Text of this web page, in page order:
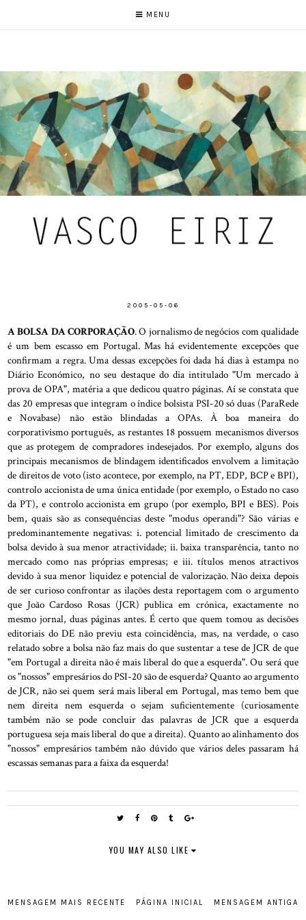
MENU
2005-05-06
A BOLSA DA CORPORAÇÃO. O jornalismo de negócios com qualidade
é um bem escasso em Portugal. Mas há evidentemente excepções que
confirmam a regra. Uma dessas excepções foi dada há dias à estampa no
Diário Económico, no seu destaque do dia intitulado "Um mercado à
prova de OPA", matéria a que dedicou quatro páginas. Aí se constata que
das 20 empresas que integram o índice bolsista PSI-20 só duas (ParaRede
e Novabase) não estão blindadas a OPAs. À boa maneira do
corporativismo português, as restantes 18 possuem mecanismos diversos
que as protegem de compradores indesejados. Por exemplo, alguns dos
principais mecanismos de blindagem identificados envolvem a limitação
de direitos de voto (isto acontece, por exemplo, na PT, EDP, BCP e BPI),
controlo accionista de uma única entidade (por exemplo, o Estado no caso
da PT), e controlo accionista em grupo (por exemplo, BPI e BES). Pois
bem, quais são as consequências deste "modus operandi"? São várias e
predominantemente negativas: i. potencial limitado de crescimento da
bolsa devido à sua menor atractividade; ii. baixa transparência, tanto no
mercado como nas próprias empresas; e iii. títulos menos atractivos
devido à sua menor liquidez e potencial de valorização. Não deixa depois
de ser curioso confrontar as ilações desta reportagem com o argumento
que João Cardoso Rosas (JCR) publica em crónica, exactamente no
mesmo jornal, duas páginas antes. É certo que quem tomou as decisões
editoriais do DE não previu esta coincidência, mas, na verdade, o caso
relatado sobre a bolsa não faz mais do que sustentar a tese de JCR de que
"em Portugal a direita não é mais liberal do que a esquerda". Ou será que
os "nossos" empresários do PSI-20 são de esquerda? Quanto ao argumento
de JCR, não sei quem será mais liberal em Portugal, mas temo bem que
nem direita nem esquerda o sejam suficientemente (curiosamente
também não se pode concluir das palavras de JCR que a esquerda
portuguesa seja mais liberal do que a direita). Quanto ao alinhamento dos
"nossos" empresários também não dúvido que vários deles passaram há
escassas semanas para a faixa da esquerda!
YOU MAY ALSO LIKE
MENSAGEM MAIS RECENTE MENSAGEM ANTIGA
PÁGINA INICIAL